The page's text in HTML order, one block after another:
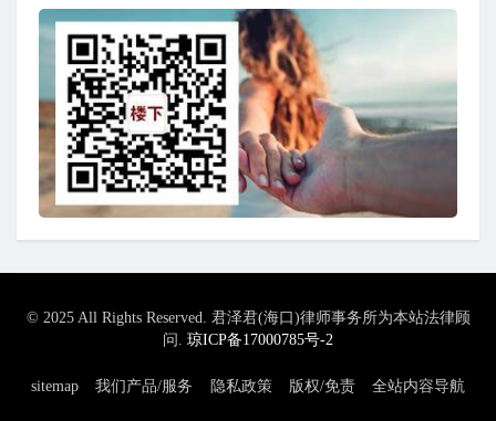
© 2025 All Rights Reserved. 君泽君(海口)律师事务所为本站法律顾
问. 琼ICP备17000785号-2
sitemap 我们产品/服务 隐私政策 版权/免责 全站内容导航